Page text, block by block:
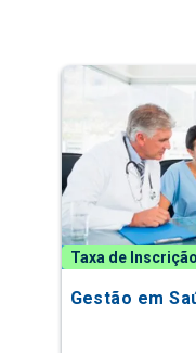
Taxa de
Gestão em